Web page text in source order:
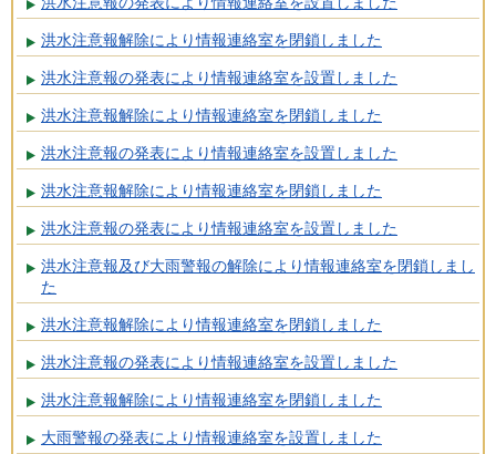
洪水注意報解除により情報連絡室を閉鎖しました
洪水注意報の発表により情報連絡室を設置しました
洪水注意報解除により情報連絡室を閉鎖しました
洪水注意報の発表により情報連絡室を設置しました
洪水注意報解除により情報連絡室を閉鎖しました
洪水注意報の発表により情報連絡室を設置しました
洪水注意報及び大雨警報の解除により情報連絡室を閉鎖しまし
た
洪水注意報解除により情報連絡室を閉鎖しました
洪水注意報の発表により情報連絡室を設置しました
洪水注意報解除により情報連絡室を閉鎖しました
大雨警報の発表により情報連絡室を設置しました